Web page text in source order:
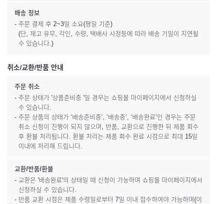
배송 정보
- 주문 결제 후 2~3일 소요(평일 기준)
(단, 재고 유무, 각인, 수량, 택배사 사정등에 따라 배송 기일이 지연될
수 있습니다.)
취소/교환/반품 안내
주문 취소
- 주문 상태가 '상품준비중 '일 경우는 쇼핑몰 마이페이지에서 신청하실
수 있습니다.
- 주문 상품의 상태가 ‘배송준비중’, ‘배송중’, ‘배송완료’인 경우는 주문
취소 신청이 진행이 되지 않으며, 반품, 교환으로 진행한 뒤 제품 회수
후 환불 처리됩니다. 환불 처리는 제품 회수 완료 시점으로 최대 15일
이내에 처리해 드립니다.
교환/반품/환불
- 교환은 '배송완료'의 상태일 때 신청이 가능하며 쇼핑몰 마이페이지에서
신청하실 수 있습니다.
- 반품 교환 시점은 제품 수령일로부터 7일 이내 접수하여야 가능하며(이